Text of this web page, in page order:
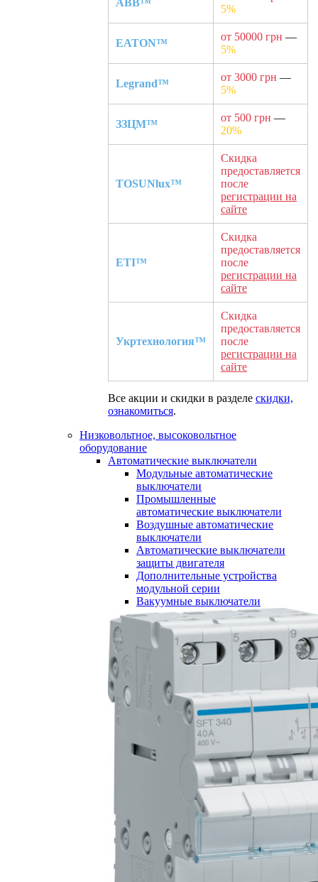
ABB™
5%
EATON™
от 50000 грн —
5%
Legrand™
от 3000 грн —
5%
ЗЗЦМ™
от 500 грн —
20%
TOSUNlux™
Скидка
предоставляется
после
регистрации на
сайте
ETI™
Скидка
предоставляется
после
регистрации на
сайте
Укртехнология™
Скидка
предоставляется
после
регистрации на
сайте
Все акции и скидки в разделе скидки,
ознакомиться.
Низковольтное, высоковольтное
оборудование
Автоматические выключатели
Модульные автоматические
выключатели
Промышленные
автоматические выключатели
Воздушные автоматические
выключатели
Автоматические выключатели
защиты двигателя
Дополнительные устройства
модульной серии
Вакуумные выключатели